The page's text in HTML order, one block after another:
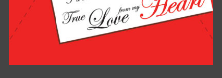
TRUE LOVE FROM MY HEART